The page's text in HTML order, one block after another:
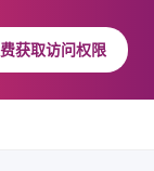
获取访问权限